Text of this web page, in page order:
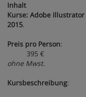
Inhalt
Kurse: Adobe Illustrator
2015.
Preis pro Person:
395 €
ohne Mwst.
Kursbeschreibung: